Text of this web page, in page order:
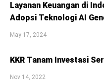
Layanan Keuangan di
Adopsi Teknologi AI
May 17, 2024
KKR Tanam Investasi
Nov 14, 2022